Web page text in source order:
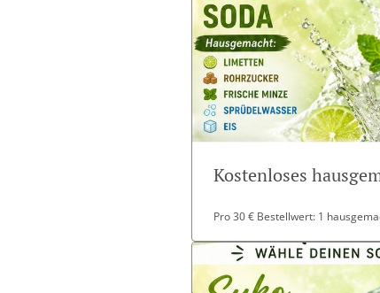
Kostenloses
Pro 30 € Bestellwert: 1